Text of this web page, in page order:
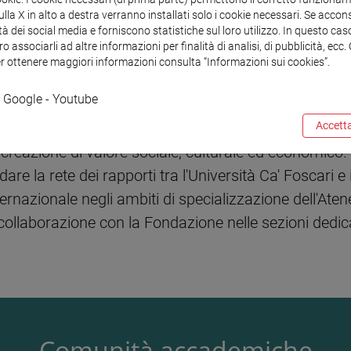
per gli
dialoga con una vasta platea di soggetti per la
creazione di valore sociale, culturale ed economico.
la rete dei rapporti tra l'Università Ca' Foscari
negli ambiti di specializzazione
con la Fondazione nelle sezioni
X in alto a destra verranno installati solo i cookie necessari. Se
dei social media e forniscono statistiche sul loro utilizzo. In questo
associarli ad altre informazioni per finalità di analisi, di pubblicità, ecc.
ottenere maggiori informazioni consulta “Informazioni sui cookies”.
Google - Youtube